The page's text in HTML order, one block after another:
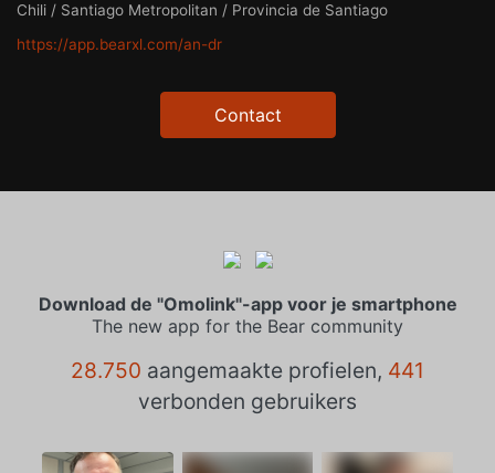
Chili / Santiago Metropolitan / Provincia de Santiago
https://app.bearxl.com/an-dr
Contact
Download de "Omolink"-app voor je smartphone
The new app for the Bear community
28.750 aangemaakte profielen, 441
verbonden gebruikers